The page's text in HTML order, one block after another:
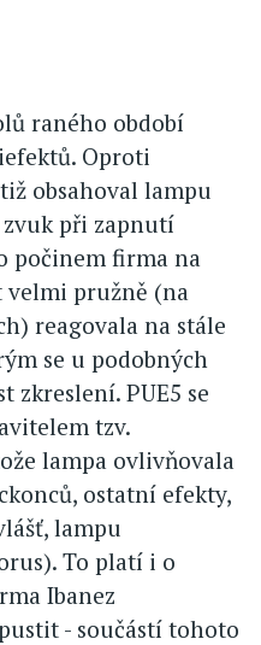
raného období
Oproti
obsahoval lampu
zvuk při zapnutí
počinem firma na
velmi pružně (na
reagovala na stále
se u podobných
PUE5 se
tzv.
lampa ovlivňovala
ostatní efekty,
lampu
To platí i o
Ibanez
- součástí tohoto